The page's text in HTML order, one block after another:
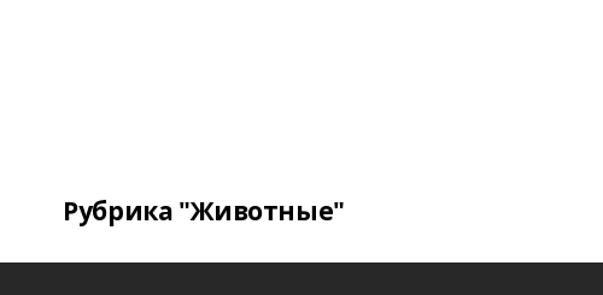
Рубрика "Животные"